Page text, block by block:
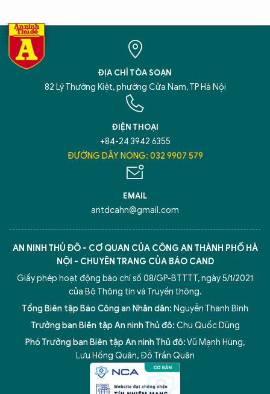
ĐỊA CHỈ TÒA SOẠN
82 Lý Thường Kiệt, phường Cửa Nam, TP Hà Nội
ĐIỆN THOẠI
+84-24 3942 6355
ĐƯỜNG DÂY NÓNG: 032 9907 579
EMAIL
antdcahn@gmail.com
AN NINH THỦ ĐÔ - CƠ QUAN CỦA CÔNG AN THÀNH PHỐ HÀ
NỘI - CHUYÊN TRANG CỦA BÁO CAND
Giấy phép hoạt động báo chí số 08/GP-BTTTT, ngày 5/1/2021
của Bộ Thông tin và Truyền thông.
Tổng Biên tập Báo Công an Nhân dân: Nguyễn Thanh Bình
Trưởng ban Biên tập An ninh Thủ đô: Chu Quốc Dũng
Phó Trưởng ban Biên tập An ninh Thủ đô:Vũ Mạnh Hùng,
Lưu Hồng Quân, Đỗ Trần Quân